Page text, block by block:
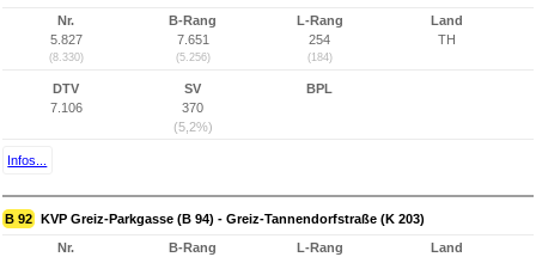
Nr.
5.827
(8.330)
B-Rang
7.651
(5.256)
L-Rang
254
(184)
Land
TH
DTV
7.106
SV
370
(5,2%)
BPL
Infos...
B 92 KVP Greiz-Parkgasse (B 94) - Greiz-Tannendorfstraße (K 203)
Nr.
B-Rang
L-Rang
Land